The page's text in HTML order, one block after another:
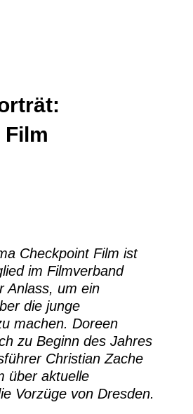
Checkpoint Film ist
im Filmverband
Anlass, um ein
die junge
machen. Doreen
zu Beginn des Jahres
Christian Zache
über aktuelle
Vorzüge von Dresden.